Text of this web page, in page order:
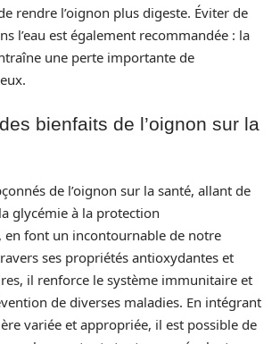
rendre l’oignon plus digeste. Éviter de
l’eau est également recommandée : la
une perte importante de
bienfaits de l’oignon sur la
de l’oignon sur la santé, allant de
glycémie à la protection
en font un incontournable de notre
ses propriétés antioxydantes et
il renforce le système immunitaire et
de diverses maladies. En intégrant
variée et appropriée, il est possible de